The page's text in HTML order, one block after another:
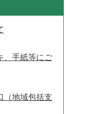
、手紙等にご
（地域包括支